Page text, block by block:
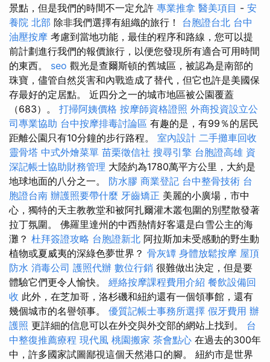
景點，但是我們的時間不一定允許 專業推拿 醫美項目 - 安
養院 北部 除非我們選擇有組織的旅行！ 台胞證台北 台中
油壓按摩 考慮到當地功能，最佳的程序和路線，您可以提
前計劃進行我們的報價旅行，以便您發現所有適合可用時間
的東西。 seo 觀光是查爾斯頓的舊城區，被認為是南部的
珠寶，儘管自然災害和內戰造成了替代，但它也許是美國保
存最好的定居點。 近四分之一的城市地區被公園覆蓋
（683）。 打掃阿姨價格 按摩師資格證照 外商投資設立公
司專業協助 台中按摩排毒討論區 有趣的是，有99％的居民
距離公園只有10分鐘的步行路程。 室內設計 二手攤車回收
靈骨塔 中式外燴菜單 苗栗徵信社 搜尋引擎 台胞證高雄 資
深記帳士協助財務管理 大陸約為1780萬平方公里，大約是
地球地面的八分之一。 防水膠 商業登記 台中整骨技術 台
胞證台南 辦護照要帶什麼 牙齒矯正 美麗的小廣場，市中
心，獨特的天主教教堂和被阿扎爾灌木叢包圍的別墅散發著
拉丁氛圍。 佛羅里達州的中西熱情好客還是白雪公主的海
灘？ 杜拜簽證攻略 台胞證新北 阿拉斯加未受感動的野生動
植物或夏威夷的深綠色夢世界？ 骨灰罈 身體放鬆按摩 屋頂
防水 消毒公司 護照代辦 數位行銷 很難做出決定，但是要
體驗它們更令人愉快。 經絡按摩課程費用介紹 餐飲設備回
收 此外，在芝加哥，洛杉磯和紐約還有一個領事館，還有
幾個城市的名譽領事。 優質記帳士事務所選擇 假牙費用 辦
護照 更詳細的信息可以在外交與外交部的網站上找到。 台
中整復推薦療程 現代風 桃園搬家 茶會點心 在過去的300年
中，許多國家試圖鄙視這個天然港口的腳。 紐約市是世界